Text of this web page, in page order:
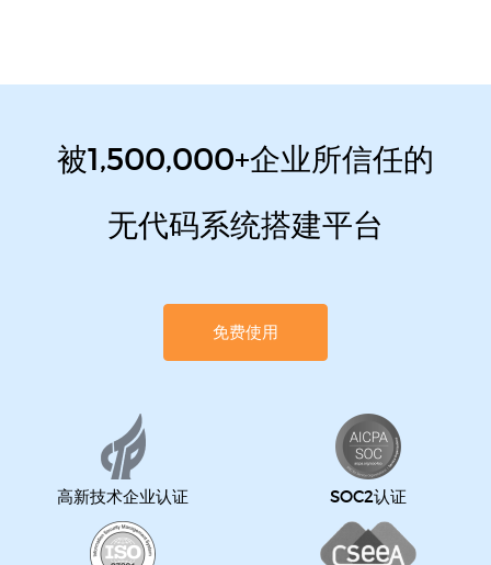
被1,500,000+企业所信任的
无代码系统搭建平台
免费使用
高新技术企业认证 SOC2认证